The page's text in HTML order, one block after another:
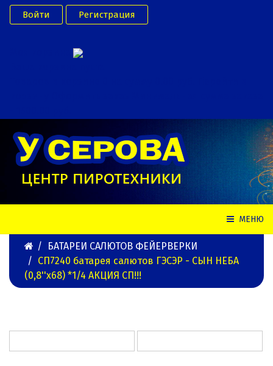
Войти Регистрация
МЕНЮ
БАТАРЕИ САЛЮТОВ ФЕЙЕРВЕРКИ
СП7240 батарея салютов ГЭСЭР - СЫН НЕБА
(0,8''х68) *1/4 АКЦИЯ СП!!!